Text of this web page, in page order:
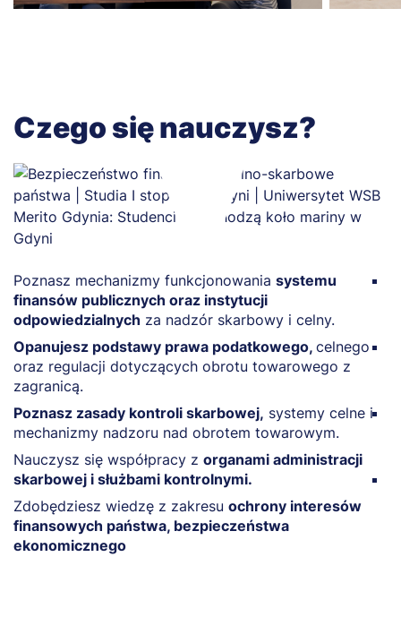
Czego się nauczysz?
Poznasz mechanizmy funkcjonowania systemu
finansów publicznych oraz instytucji
odpowiedzialnych za nadzór skarbowy i celny.
Opanujesz podstawy prawa podatkowego, celnego
oraz regulacji dotyczących obrotu towarowego z
zagranicą.
Poznasz zasady kontroli skarbowej, systemy celne i
mechanizmy nadzoru nad obrotem towarowym.
Nauczysz się współpracy z organami administracji
skarbowej i służbami kontrolnymi.
Zdobędziesz wiedzę z zakresu ochrony interesów
finansowych państwa, bezpieczeństwa
ekonomicznego